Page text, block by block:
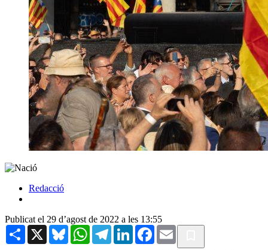
Redacció
Publicat el 29 d’agost de 2022 a les 13:55
Share X BlueskyWhatsAppTelegramLinkedInFacebook
Email